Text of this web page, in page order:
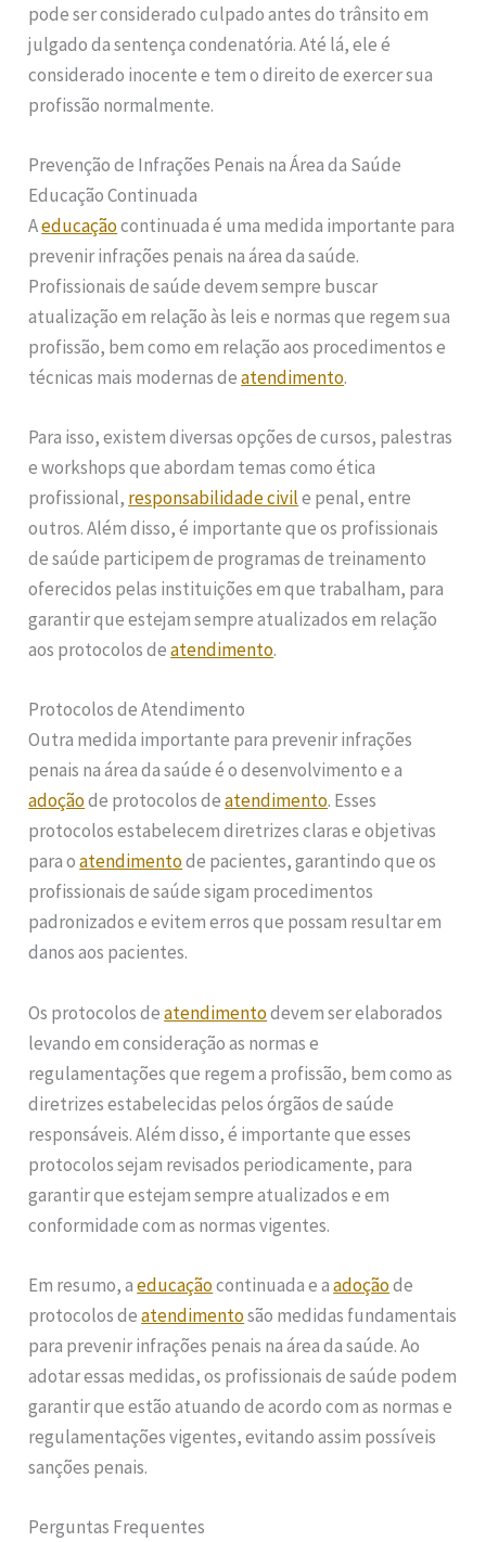
pode ser considerado culpado antes do trânsito em
julgado da sentença condenatória. Até lá, ele é
considerado inocente e tem o direito de exercer sua
profissão normalmente.
Prevenção de Infrações Penais na Área da Saúde
Educação Continuada
Aeducaçãocontinuada é uma medida importante para
prevenir infrações penais na área da saúde.
Profissionais de saúde devem sempre buscar
atualização em relação às leis e normas que regem sua
profissão, bem como em relação aos procedimentos e
técnicas mais modernas deatendimento.
Para isso, existem diversas opções de cursos, palestras
e workshops que abordam temas como ética
profissional, responsabilidade civile penal, entre
outros. Além disso, é importante que os profissionais
de saúde participem de programas de treinamento
oferecidos pelas instituições em que trabalham, para
garantir que estejam sempre atualizados em relação
aos protocolos deatendimento.
Protocolos de Atendimento
Outra medida importante para prevenir infrações
penais na área da saúde é o desenvolvimento e a
adoçãode protocolos deatendimento. Esses
protocolos estabelecem diretrizes claras e objetivas
para oatendimentode pacientes, garantindo que os
profissionais de saúde sigam procedimentos
padronizados e evitem erros que possam resultar em
danos aos pacientes.
Os protocolos deatendimentodevem ser elaborados
levando em consideração as normas e
regulamentações que regem a profissão, bem como as
diretrizes estabelecidas pelos órgãos de saúde
responsáveis. Além disso, é importante que esses
protocolos sejam revisados periodicamente, para
garantir que estejam sempre atualizados e em
conformidade com as normas vigentes.
Em resumo, aeducaçãocontinuada e aadoçãode
protocolos deatendimentosão medidas fundamentais
para prevenir infrações penais na área da saúde. Ao
adotar essas medidas, os profissionais de saúde podem
garantir que estão atuando de acordo com as normas e
regulamentações vigentes, evitando assim possíveis
sanções penais.
Perguntas Frequentes